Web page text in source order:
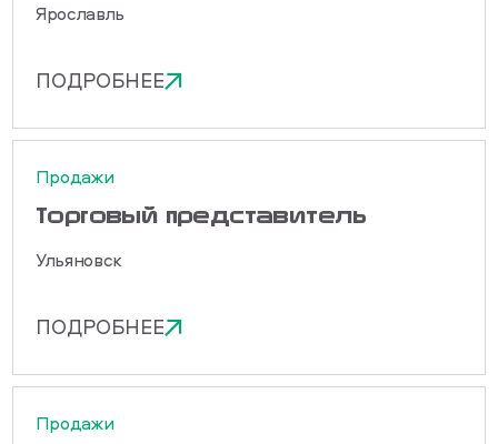
Ярославль
ПОДРОБНЕЕ
Продажи
Торговый представитель
Ульяновск
ПОДРОБНЕЕ
Продажи